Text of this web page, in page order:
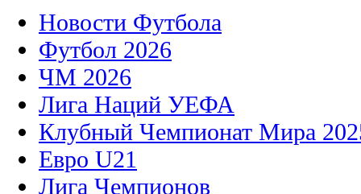
Новости Футбола
Футбол 2026
ЧМ 2026
Лига Наций УЕФА
Клубный Чемпионат Мира
Евро U21
Лига Чемпионов